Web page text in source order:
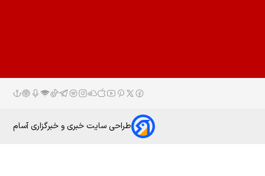
طراحی سایت خبری و خبرگزاری آسام